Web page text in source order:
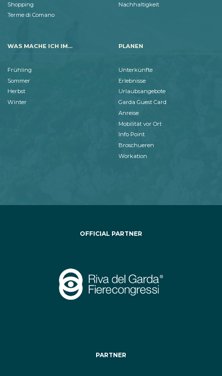
Shopping
Terme di Comano
Nachhaltigkeit
WAS MACHE ICH IM...
Frühling
Sommer
Herbst
Winter
PLANEN
Unterkünfte
Erlebnisse
Urlaubsangebote
Garda Guest Card
Anreise
Mobilität vor Ort
Info Point
Broschueren
Workation
OFFICIAL PARTNER
PARTNER